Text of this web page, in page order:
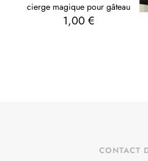
cierge magique pour gâteau
1,00 €
CONTACT